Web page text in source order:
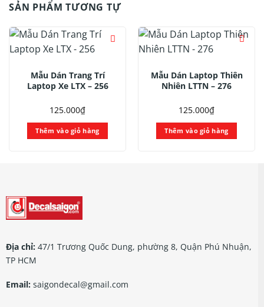
SẢN PHẨM TƯƠNG TỰ
Mẫu Dán Trang Trí
Laptop Xe LTX – 256
125.000₫
Thêm vào giỏ hàng
Mẫu Dán Laptop Thiên
Nhiên LTTN – 276
125.000₫
Thêm vào giỏ hàng
Địa chỉ: 47/1 Trương Quốc Dung, phường 8, Quận Phú Nhuận,
TP HCM
Email: saigondecal@gmail.com